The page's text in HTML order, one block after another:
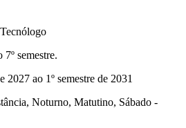
7º semestre.
2027 ao 1º semestre de 2031
Noturno, Matutino, Sábado -